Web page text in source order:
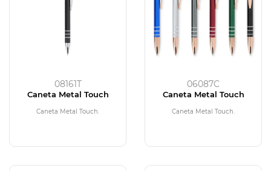
08161T
Caneta Metal Touch
Caneta Metal Touch.
06087C
Caneta Metal Touch
Caneta Metal Touch.